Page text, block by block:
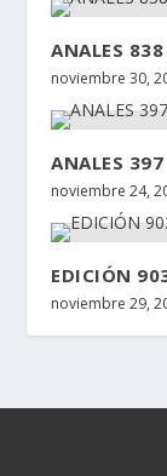
ANALES
noviembre 30,
ANALES 397
noviembre 24,
EDICIÓN
noviembre 29,